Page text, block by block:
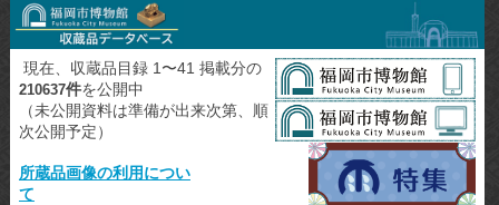
現在、収蔵品目録 1〜41 掲載分の
210637件を公開中
（未公開資料は準備が出来次第、順
次公開予定）
所蔵品画像の利用につい
て